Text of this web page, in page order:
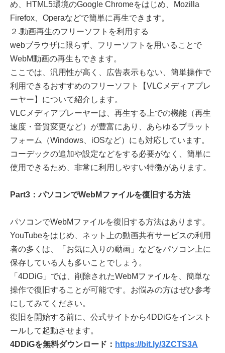
め、HTML5環境のGoogle Chromeをはじめ、Mozilla
Firefox、Operaなどで簡単に再生できます。
２.動画再生のフリーソフトを利用する
webブラウザに限らず、フリーソフトを用いることで
WebM動画の再生もできます。
ここでは、汎用性が高く、広告表示もない、簡単操作で
利用できるおすすめのフリーソフト【VLCメディアプレ
ーヤー】について紹介します。
VLCメディアプレーヤーは、再生する上での機能（再生
速度・音質変更など）が豊富にあり、あらゆるプラット
フォーム（Windows、iOSなど）にも対応しています。
コーデックの追加や設定などをする必要がなく、簡単に
使用できるため、非常に利用しやすい特徴があります。
Part3：パソコンでWebMファイルを復旧する方法
パソコンでWebMファイルを復旧する方法はあります。
YouTubeをはじめ、ネット上の動画共有サービスの利用
者の多くは、「お気に入りの動画」などをパソコン上に
保存している人も多いことでしょう。
「4DDiG」では、削除されたWebMファイルを、簡単な
操作で復旧することが可能です。お悩みの方はぜひ参考
にしてみてください。
復旧を開始する前に、公式サイトから4DDiGをインスト
ールして起動させます。
4DDiGを無料ダウンロード： https://bit.ly/3ZCTS3A